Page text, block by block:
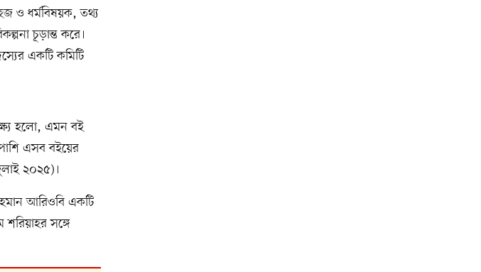
ও ধর্মবিষয়ক, তথ্য
চূড়ান্ত করে।
একটি কমিটি
হলো, এমন বই
এসব বইয়ের
২০২৫)।
আরিওবি একটি
সঙ্গে